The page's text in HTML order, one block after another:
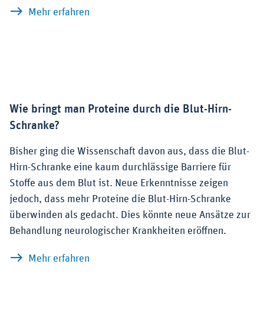
Mehr erfahren
Wie bringt man Proteine durch die Blut-Hirn-
Schranke?
Bisher ging die Wissenschaft davon aus, dass die Blut-
Hirn-Schranke eine kaum durchlässige Barriere für
Stoffe aus dem Blut ist. Neue Erkenntnisse zeigen
jedoch, dass mehr Proteine die Blut-Hirn-Schranke
überwinden als gedacht. Dies könnte neue Ansätze zur
Behandlung neurologischer Krankheiten eröffnen.
Mehr erfahren